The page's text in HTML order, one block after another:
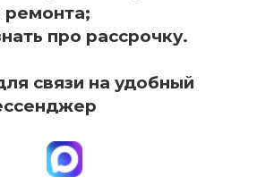
ремонта;
про рассрочку.
связи на удобный